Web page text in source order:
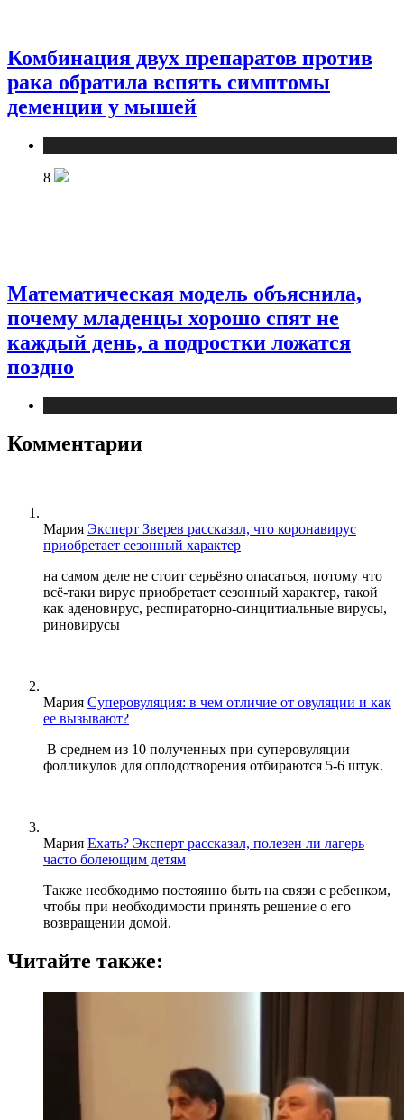
Комбинация двух препаратов против
рака обратила вспять симптомы
деменции у мышей
8
Математическая модель объяснила,
почему младенцы хорошо спят не
каждый день, а подростки ложатся
поздно
Комментарии
Мария Эксперт Зверев рассказал, что коронавирус
приобретает сезонный характер
на самом деле не стоит серьёзно опасаться, потому что
всё-таки вирус приобретает сезонный характер, такой
как аденовирус, респираторно-синцитиальные вирусы,
риновирусы
Мария Суперовуляция: в чем отличие от овуляции и как
ее вызывают?
В среднем из 10 полученных при суперовуляции
фолликулов для оплодотворения отбираются 5-6 штук.
Мария Ехать? Эксперт рассказал, полезен ли лагерь
часто болеющим детям
Также необходимо постоянно быть на связи с ребенком,
чтобы при необходимости принять решение о его
возвращении домой.
Читайте также: